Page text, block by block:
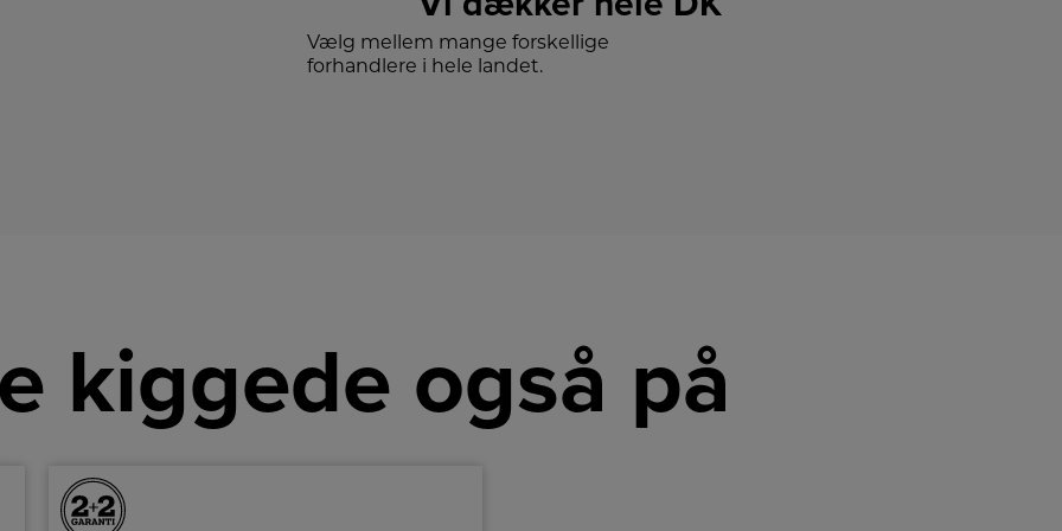
Vælg mellem mange forskellige
forhandlere i hele landet.
kiggede også på